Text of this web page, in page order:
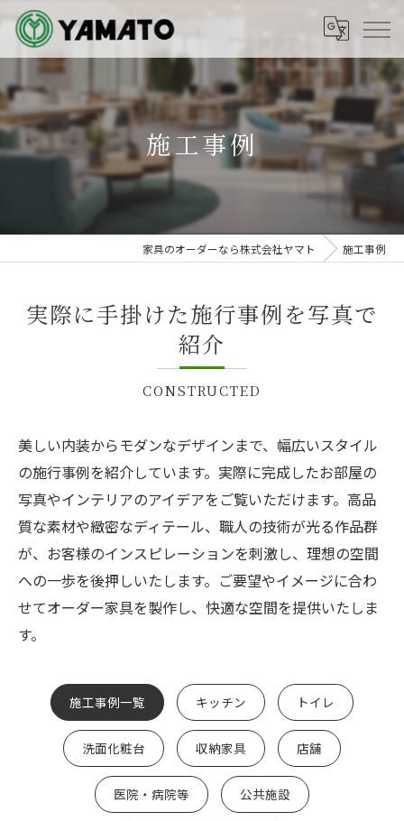
施工事例
家具のオーダーなら株式会社ヤマト 施工事例
実際に手掛けた施行事例を写真で
紹介
CONSTRUCTED
美しい内装からモダンなデザインまで、幅広いスタイル
の施行事例を紹介しています。実際に完成したお部屋の
写真やインテリアのアイデアをご覧いただけます。高品
質な素材や緻密なディテール、職人の技術が光る作品群
が、お客様のインスピレーションを刺激し、理想の空間
への一歩を後押しいたします。ご要望やイメージに合わ
せてオーダー家具を製作し、快適な空間を提供いたしま
す。
施工事例一覧 キッチン トイレ
洗面化粧台 収納家具 店舗
医院・病院等 公共施設